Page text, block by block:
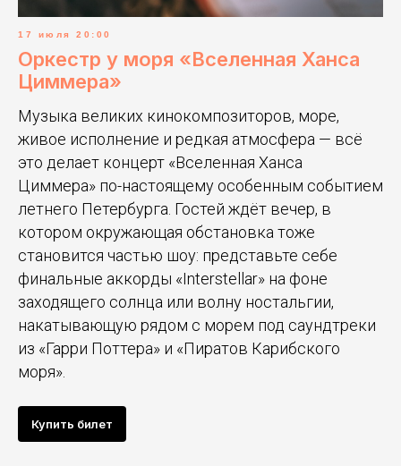
17 июля 20:00
Оркестр у моря «Вселенная Ханса
Циммера»
Музыка великих кинокомпозиторов, море,
живое исполнение и редкая атмосфера — всё
это делает концерт «Вселенная Ханса
Циммера» по-настоящему особенным событием
летнего Петербурга. Гостей ждёт вечер, в
котором окружающая обстановка тоже
становится частью шоу: представьте себе
финальные аккорды «Interstellar» на фоне
заходящего солнца или волну ностальгии,
накатывающую рядом с морем под саундтреки
из «Гарри Поттера» и «Пиратов Карибского
моря».
Купить билет